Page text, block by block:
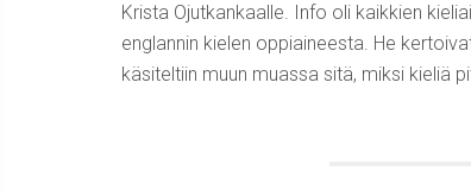
Krista Ojutkankaalle. Info oli kaikkien
englannin kielen oppiaineesta. He
käsiteltiin muun muassa sitä, miksi kieliä